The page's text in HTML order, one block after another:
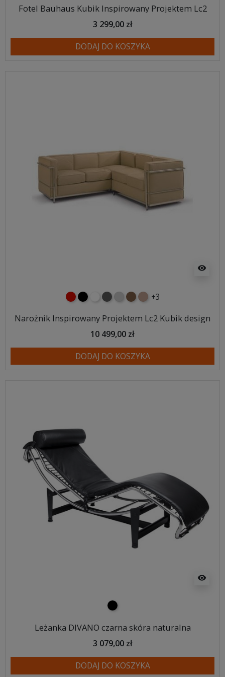
Fotel Bauhaus Kubik Inspirowany Projektem Lc2
3 299,00 zł
DODAJ DO KOSZYKA
visibility
czerwony
czarnybiałyciemno szary
jasnoszary
brązowy
jasnobrązowy
+3
Narożnik Inspirowany Projektem Lc2 Kubik design
10 499,00 zł
DODAJ DO KOSZYKA
visibility
czarny
Leżanka DIVANO czarna skóra naturalna
3 079,00 zł
DODAJ DO KOSZYKA